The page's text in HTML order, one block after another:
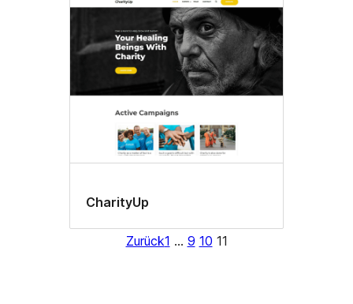
CharityUp
Zurück1 … 9 10 11